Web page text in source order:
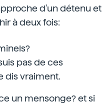
d'un détenu et
à deux fois:
pas de ces
dis vraiment.
un mensonge? et si